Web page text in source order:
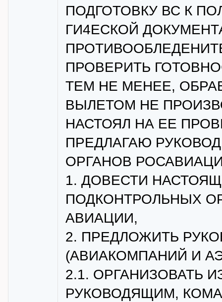
ПОДГОТОВКУ ВС К
ГИ4ЕСКОЙ
ПРОВЕРИТЬ
ТЕМ НЕ МЕНЕЕ,
ВЫЛЕТОМ НЕ
НАСТОЯЛ НА ЕЕ
ПРЕДЛАГАЮ
ОРГАНОВ
1. ДОВЕСТИ
ПОДКОНТРОЛЬНЫХ
АВИАЦИИ,
2. ПРЕДЛОЖИТЬ
(АВИАКОМПАНИЙ И
2.1. ОРГАНИЗОВАТЬ
РУКОВОДЯЩИМ,